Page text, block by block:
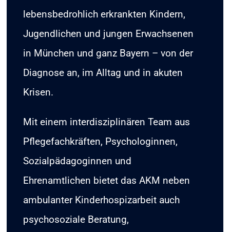
lebensbedrohlich erkrankten Kindern,
Jugendlichen und jungen Erwachsenen
in München und ganz Bayern – von der
Diagnose an, im Alltag und in akuten
Krisen.​
Mit einem interdisziplinären Team aus
Pflegefachkräften, Psychologinnen,
Sozialpädagoginnen und
Ehrenamtlichen bietet das AKM neben
ambulanter Kinderhospizarbeit auch
psychosoziale Beratung,